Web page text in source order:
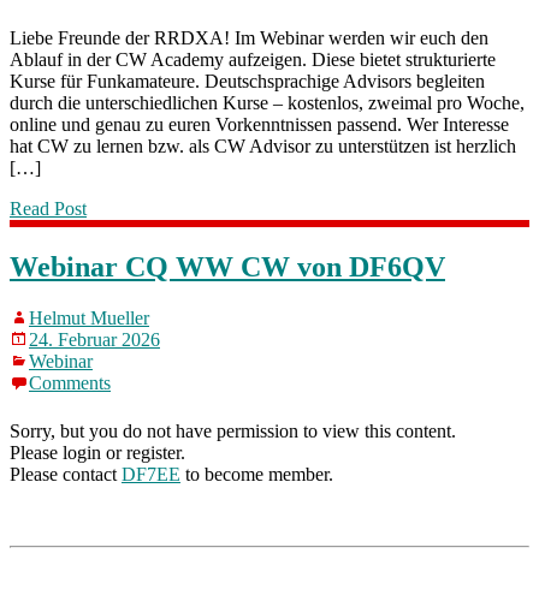
Liebe Freunde der RRDXA! Im Webinar werden wir euch den
Ablauf in der CW Academy aufzeigen. Diese bietet strukturierte
Kurse für Funkamateure. Deutschsprachige Advisors begleiten
durch die unterschiedlichen Kurse – kostenlos, zweimal pro Woche,
online und genau zu euren Vorkenntnissen passend. Wer Interesse
hat CW zu lernen bzw. als CW Advisor zu unterstützen ist herzlich
[…]
Read Post
Webinar CQ WW CW von DF6QV
Helmut Mueller
24. Februar 2026
Webinar
Comments
Sorry, but you do not have permission to view this content.
Please login or register.
Please contact DF7EE to become member.